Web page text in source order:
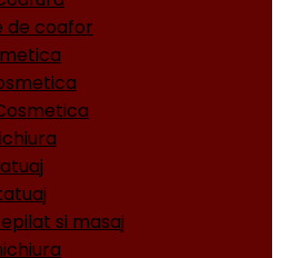
de coafor
si masaj